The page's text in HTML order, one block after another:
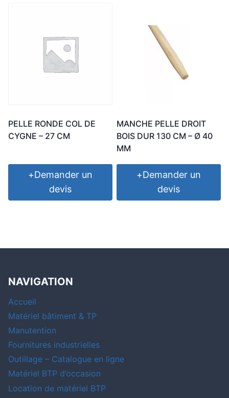
PELLE RONDE COL DE
CYGNE – 27 CM
+Demander un
devis
MANCHE PELLE DROIT
BOIS DUR 130 CM – Ø 40
MM
+Demander un
devis
NAVIGATION
Accueil
Matériel bâtiment & TP
Manutention
Fournitures industrielles
Outillage – Catalogue en ligne
Matériel BTP d’occasion
Location de matériel BTP